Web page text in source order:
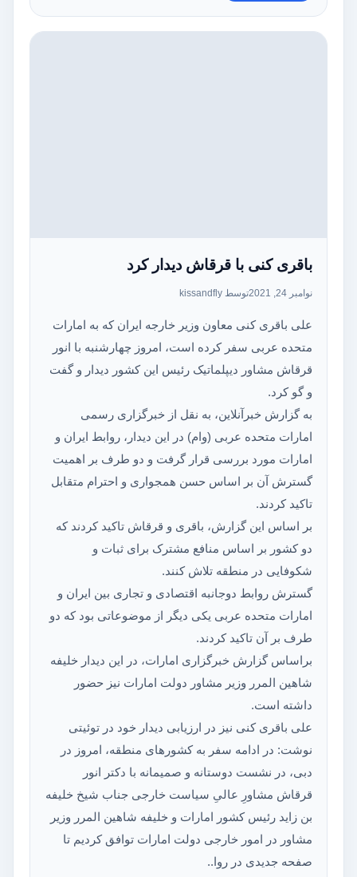
باقری کنی با قرقاش دیدار کرد
نوامبر 24, 2021 توسط kissandfly
علی باقری کنی معاون وزیر خارجه ایران که به امارات
متحده عربی سفر کرده است، امروز چهارشنبه با انور
قرقاش مشاور دیپلماتیک رئیس این کشور دیدار و گفت
و گو کرد.
به گزارش خبرآنلاین، به نقل از خبرگزاری رسمی
امارات متحده عربی (وام) در این دیدار، روابط ایران و
امارات مورد بررسی قرار گرفت و دو طرف بر اهمیت
گسترش آن بر اساس حسن همجواری و احترام متقابل
تاکید کردند.
بر اساس این گزارش، باقری و قرقاش تاکید کردند که
دو کشور بر اساس منافع مشترک برای ثبات و
شکوفایی در منطقه تلاش کنند.
گسترش روابط دوجانبه اقتصادی و تجاری بین ایران و
امارات متحده عربی یکی دیگر از موضوعاتی بود که دو
طرف بر آن تاکید کردند.
براساس گزارش خبرگزاری امارات، در این دیدار خلیفه
شاهین المرر وزیر مشاور دولت امارات نیز حضور
داشته است.
علی باقری کنی نیز در ارزیابی دیدار خود در توئیتی
نوشت: در ادامه سفر به کشورهای منطقه، امروز در
دبی، در نشست دوستانه و صمیمانه‌ با دکتر انور
قرقاش مشاورِ عالیِ سیاست خارجی جناب شیخ خلیفه
بن زاید رئیس کشور امارات و خلیفه شاهین المرر وزیر
مشاور در امور خارجی دولت امارات توافق کردیم تا
صفحه جدیدی در روا..